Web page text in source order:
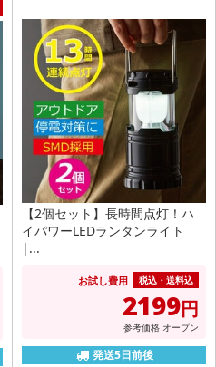
【2個セット】長時間点灯！ハ
イパワーLEDランタンライト
|...
お試し費用 税込・送料込
2199円
参考価格 オープン
発送5日前後